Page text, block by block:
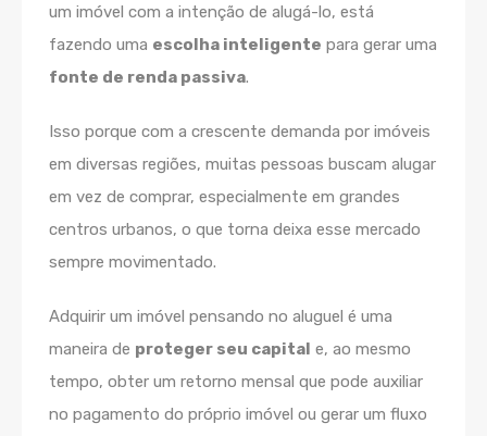
um imóvel com a intenção de alugá-lo, está
fazendo uma escolha inteligente para gerar uma
fonte de renda passiva.
Isso porque com a crescente demanda por imóveis
em diversas regiões, muitas pessoas buscam alugar
em vez de comprar, especialmente em grandes
centros urbanos, o que torna deixa esse mercado
sempre movimentado.
Adquirir um imóvel pensando no aluguel é uma
maneira de proteger seu capital e, ao mesmo
tempo, obter um retorno mensal que pode auxiliar
no pagamento do próprio imóvel ou gerar um fluxo